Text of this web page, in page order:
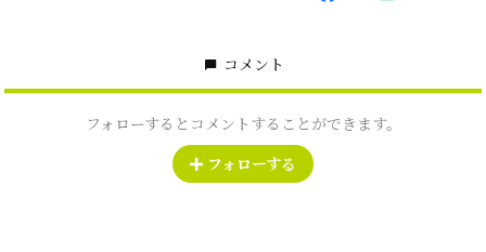
コメント
フォローするとコメントすることができます。
フォローする